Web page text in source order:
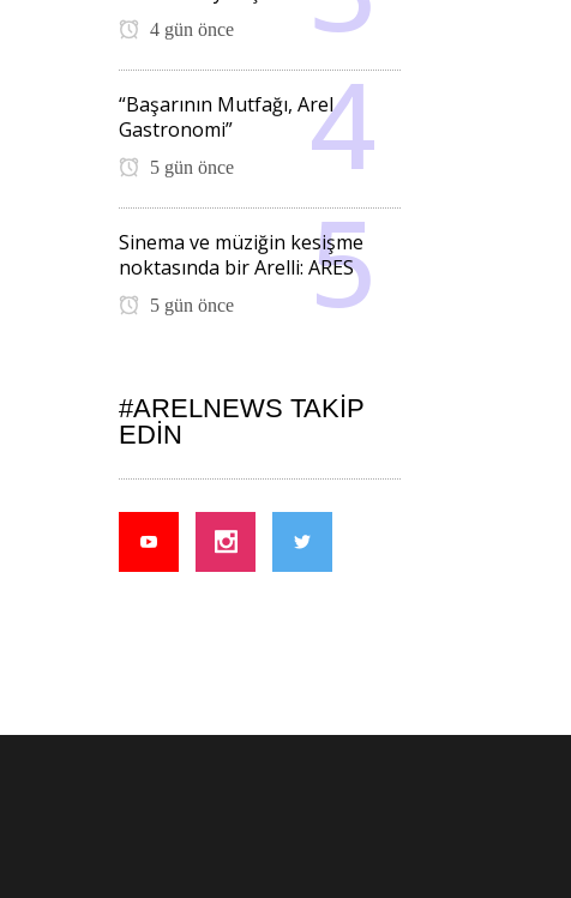
4 gün önce
“Başarının Mutfağı, Arel
Gastronomi”
5 gün önce
Sinema ve müziğin kesişme
noktasında bir Arelli: ARES
5 gün önce
#ARELNEWS TAKIP
EDIN